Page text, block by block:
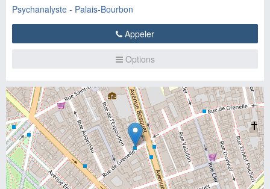
Psychanalyste - Palais-Bourbon
Appeler
Options